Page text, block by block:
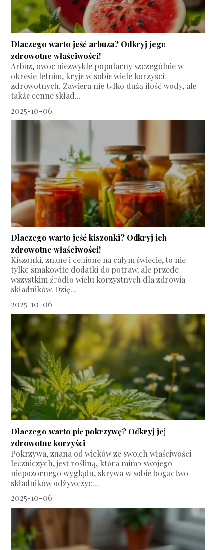
Dlaczego warto jeść arbuza? Odkryj jego
zdrowotne właściwości!
Arbuz, owoc niezwykle popularny szczególnie w
okresie letnim, kryje w sobie wiele korzyści
zdrowotnych. Zawiera nie tylko dużą ilość wody, ale
także cenne skład...
2025-10-06
Dlaczego warto jeść kiszonki? Odkryj ich
zdrowotne właściwości!
Kiszonki, znane i cenione na całym świecie, to nie
tylko smakowite dodatki do potraw, ale przede
wszystkim źródło wielu korzystnych dla zdrowia
składników. Dzię...
2025-10-06
Dlaczego warto pić pokrzywę? Odkryj jej
zdrowotne korzyści
Pokrzywa, znana od wieków ze swoich właściwości
leczniczych, jest rośliną, która mimo swojego
niepozornego wyglądu, skrywa w sobie bogactwo
składników odżywczyc...
2025-10-06